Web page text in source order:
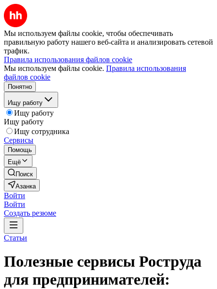
Мы используем файлы cookie, чтобы обеспечивать
правильную работу нашего веб-сайта и анализировать сетевой
трафик.
Правила использования файлов cookie
Мы используем файлы cookie. Правила использования
файлов cookie
Понятно
Ищу работу
Ищу работу
Ищу работу
Ищу сотрудника
Сервисы
Помощь
Ещё
Поиск
Азанка
Войти
Войти
Создать резюме
Статьи
Полезные сервисы Роструда
для предпринимателей: